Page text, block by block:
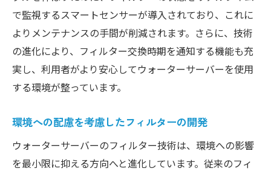
フィルター交換で安心を持続
安全で美味しい水を手に入れるためには
ウォーターサーバーの最新機能で生活の質を劇
的に向上させる方法
選び方
ウォーターサーバーがもたらす生活の変化
便利な機能で日々の生活をサポート
で監視するスマートセンサーが導入されており、これに
よりメンテナンスの手間が削減されます。さらに、技術
の進化により、フィルター交換時期を通知する機能も充
実し、利用者がより安心してウォーターサーバーを使用
する環境が整っています。
環境への配慮を考慮したフィルターの開発
ウォーターサーバーのフィルター技術は、環境への影響
を最小限に抑える方向へと進化しています。従来のフィ